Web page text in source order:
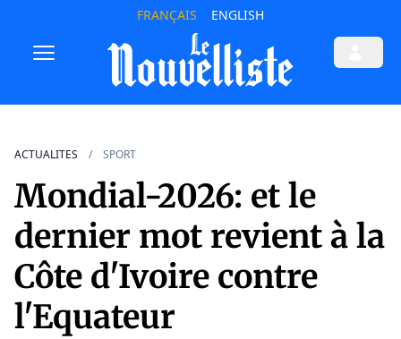
FRANÇAIS ENGLISH
ACTUALITES SPORT
Mondial-2026: et le
dernier mot revient à la
Côte d'Ivoire contre
l'Equateur